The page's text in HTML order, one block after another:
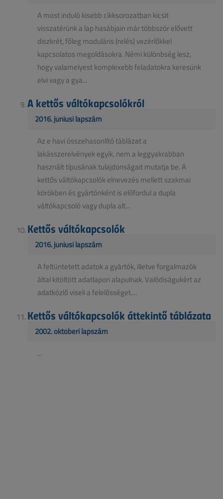
A most induló kisebb cikksorozatban kicsit
visszatérünk a lap hasábjain már többször elővett
diszkrét, főleg moduláris (relés) vezérlőkkel
kapcsolatos megoldásokra. Némi különbség lesz,
hogy valamelyest komplexebb feladatokra keresünk
elvi vagy a gya...
A kettős váltókapcsolókról
2016. júniusi lapszám
Az e havi összehasonlító táblázat a
lakásszerelvények egyik, nem a leggyakrabban
használt típusának tulajdonságait mutatja be. A
kettős váltókapcsolók elnevezés mellett szakmai
körökben és gyártónként is előfordul a dupla
váltókapcsoló vagy dupla alt...
Kettős váltókapcsolók
2016. júniusi lapszám
A feltüntetett adatok a gyártók, illetve forgalmazók
által kitöltött adatlapon alapulnak. Valódiságukért az
adatközlő viseli a felelősséget....
Kettős váltókapcsolók áttekintő táblázata
2002. októberi lapszám
...